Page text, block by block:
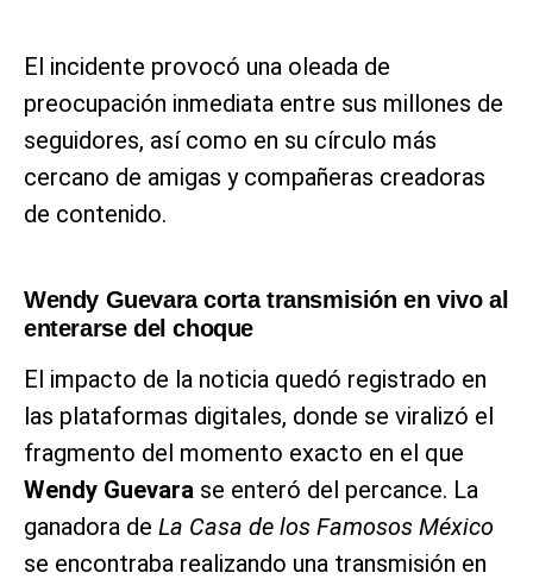
El incidente provocó una oleada de
preocupación inmediata entre sus millones de
seguidores, así como en su círculo más
cercano de amigas y compañeras creadoras
de contenido.
Wendy Guevara corta transmisión en vivo al
enterarse del choque
El impacto de la noticia quedó registrado en
las plataformas digitales, donde se viralizó el
fragmento del momento exacto en el que
Wendy Guevara se enteró del percance. La
ganadora de La Casa de los Famosos México
se encontraba realizando una transmisión en